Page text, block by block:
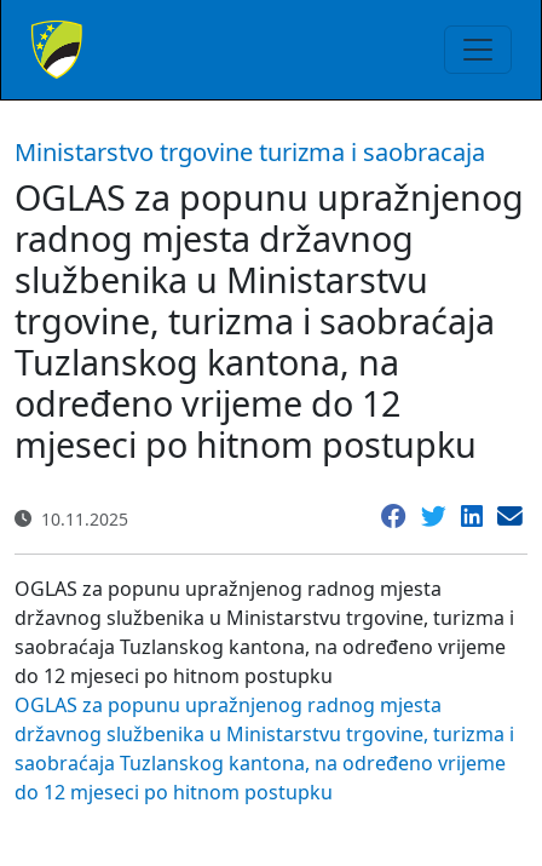
Ministarstvo trgovine turizma i saobracaja
OGLAS za popunu upražnjenog
radnog mjesta državnog
službenika u Ministarstvu
trgovine, turizma i saobraćaja
Tuzlanskog kantona, na
određeno vrijeme do 12
mjeseci po hitnom postupku
10.11.2025
OGLAS za popunu upražnjenog radnog mjesta
državnog službenika u Ministarstvu trgovine, turizma i
saobraćaja Tuzlanskog kantona, na određeno vrijeme
do 12 mjeseci po hitnom postupku
OGLAS za popunu upražnjenog radnog mjesta
državnog službenika u Ministarstvu trgovine, turizma i
saobraćaja Tuzlanskog kantona, na određeno vrijeme
do 12 mjeseci po hitnom postupku